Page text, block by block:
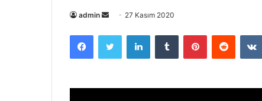
admin
Bir
posta
göndermek
27 Kasım 2020
FacebookTwitter LinkedInTumblr PinterestReddit